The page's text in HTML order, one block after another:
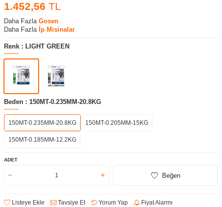
1.452,56 TL
Daha Fazla Gosen
Daha Fazla İp Misinalar
Renk : LIGHT GREEN
Beden : 150MT-0.235MM-20.8KG
150MT-0.235MM-20.8KG 150MT-0.205MM-15KG
150MT-0.185MM-12.2KG
ADET
Beğen
Listeye Ekle Tavsiye Et Yorum Yap Fiyat Alarmı